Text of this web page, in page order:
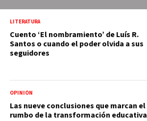
LITERATURA
Cuento ‘El nombramiento’ de Luís R.
Santos o cuando el poder olvida a sus
seguidores
OPINIÓN
Las nueve conclusiones que marcan el
rumbo de la transformación educativa